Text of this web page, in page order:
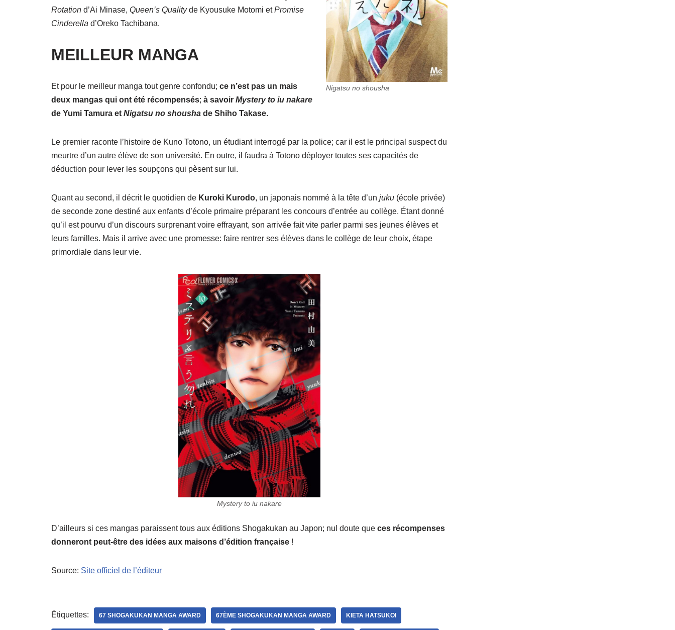
Nigatsu no shousha
Rotation d’Ai Minase, Queen’s Qualityde Kyousuke Motomi etPromise
Cinderella d’Oreko Tachibana.
MEILLEUR MANGA
Et pour le meilleur manga tout genre confondu; ce n’est pas un mais
deux mangas qui ont été récompensés; à savoir Mystery to iu nakare
de Yumi Tamura et Nigatsu no shousha de Shiho Takase.
Le premier raconte l’histoire de Kuno Totono, un étudiant interrogé par la police; car il est le principal suspect du
meurtre d’un autre élève de son université. En outre, il faudra à Totono déployer toutes ses capacités de
déduction pour lever les soupçons qui pèsent sur lui.
Quant au second, il décrit le quotidien de Kuroki Kurodo, un japonais nommé à la tête d’un juku (école privée)
de seconde zone destiné aux enfants d’école primaire préparant les concours d’entrée au collège. Étant donné
qu’il est pourvu d’un discours surprenant voire effrayant, son arrivée fait vite parler parmi ses jeunes élèves et
leurs familles. Mais il arrive avec une promesse: faire rentrer ses élèves dans le collège de leur choix, étape
primordiale dans leur vie.
Mystery to iu nakare
D’ailleurs si ces mangas paraissent tous aux éditions Shogakukan au Japon; nul doute que ces récompenses
donneront peut-être des idées aux maisons d’édition française !
Source: Site officiel de l’éditeur
Étiquettes: 67 SHOGAKUKAN MANGA AWARD 67ÈME SHOGAKUKAN MANGA AWARD KIETA HATSUKOI